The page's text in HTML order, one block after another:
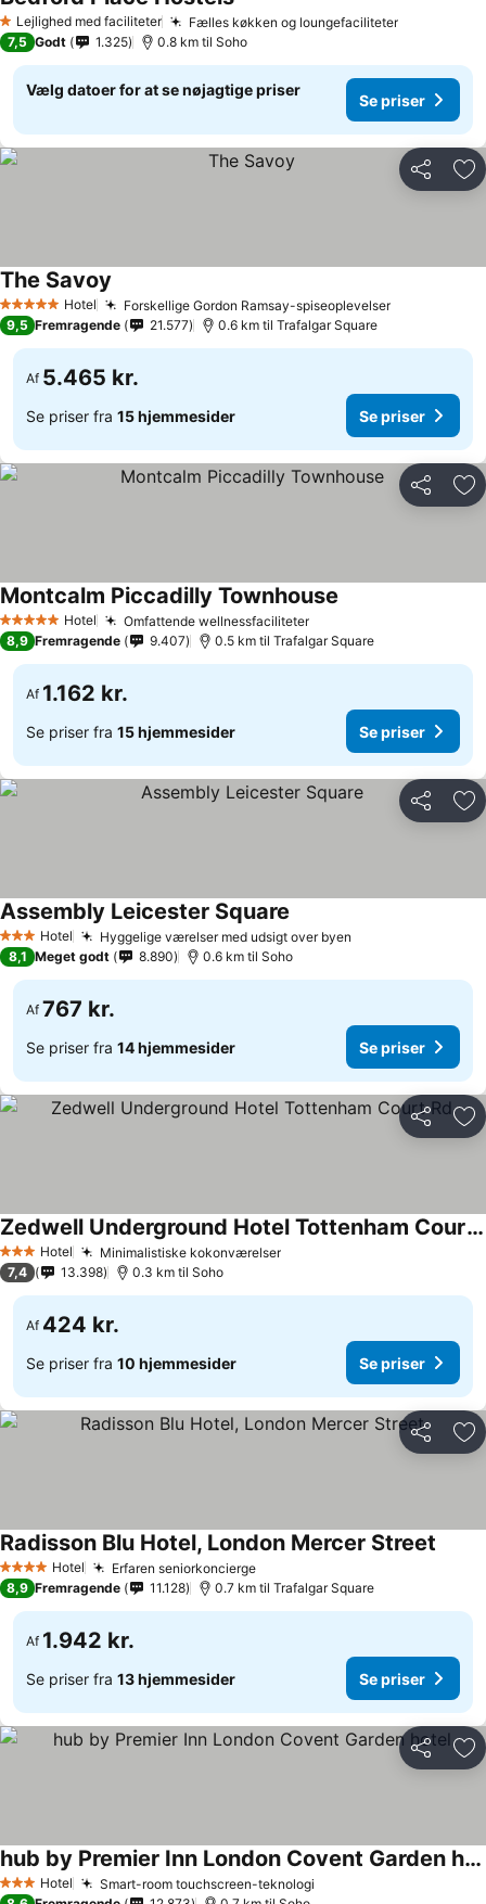
1 Stjerner
Lejlighed med faciliteter Fælles køkken og loungefaciliteterSe priser
Se priser
7,5 Godt 1.325 0.8 km til Soho
Vælg datoer for at se nøjagtige priser
Se priser
Del
5 Stjerner Hotel Forskellige Gordon Ramsay-spiseoplevelserSe priser
The Savoy
9,5 Fremragende 21.577 0.6 km til Trafalgar Square
Af 5.465 kr.
Se priser fra 15 hjemmesider Se priser
Del
5 Stjerner Hotel Omfattende wellnessfaciliteterSe priser
Montcalm Piccadilly Townhouse
8,9 Fremragende 9.407 0.5 km til Trafalgar Square
Af 1.162 kr.
Se priser fra 15 hjemmesider Se priser
Del
3 StjernerHotel Hyggelige værelser med udsigt over byen
Assembly Leicester Square
8,1 Meget godt 8.890 0.6 km til Soho
Af 767 kr.
Se priser fra 14 hjemmesider Se priser
Del
3 StjernerHotel Minimalistiske kokonværelserSe priser
Zedwell Underground Hotel Tottenham Court Rd
Se priser
7,4 13.398 0.3 km til Soho
Af 424 kr.
Se priser fra 10 hjemmesider Se priser
Del
4 StjernerHotel Erfaren seniorkonciergeSe priser
Radisson Blu Hotel, London Mercer Street
8,9 Fremragende 11.128 0.7 km til Trafalgar Square
Af 1.942 kr.
Se priser fra 13 hjemmesider Se priser
Del
3 StjernerHotel Smart-room touchscreen-teknologi
hub by Premier Inn London Covent Garden hotel
Se priser